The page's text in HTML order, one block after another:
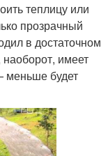
теплицу или
прозрачный
в достаточном
наоборот, имеет
меньше будет